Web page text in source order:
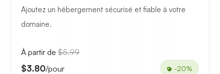
Ajoutez un hébergement sécurisé et fiable à votre
domaine.
À partir de $5.99
$3.80/pour -20%